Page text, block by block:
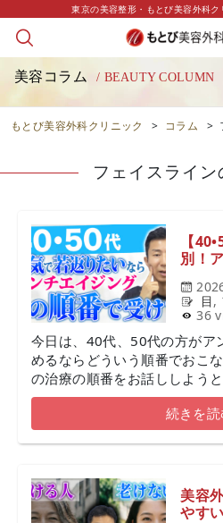
東京の美容整形・もとび美容外科
美容コラム / BEAUTY COLUMN
もとび美容外科クリニック > コラム >
フェイスライン
【
別！
目,
36
今日は、40代、50代の方がア
めるならどういう順番でおこ
の治療の順番をお話ししよう
続きを読
美容
やす